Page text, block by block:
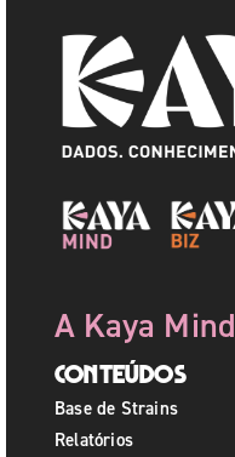
A Kaya Mind
Conteúdos
Base de Strains
Relatórios